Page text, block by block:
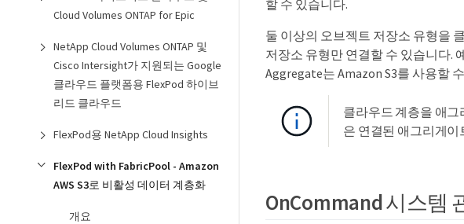
Cloud Volumes ONTAP for Epic
NetApp Cloud Volumes ONTAP 및
Cisco Intersight가 지원되는 Google
클라우드 플랫폼용 FlexPod 하이브
리드 클라우드
FlexPod용 NetApp Cloud Insights
FlexPod with FabricPool - Amazon
AWS S3로 비활성 데이터 계층화
개요
할 수 있습니다.
둘 이상의 오브젝트 저장소 유형을
저장소 유형만 연결할 수 있습니다.
Aggregate는 Amazon S3를 사용할
클라우드 계층을 애
은 연결된 애그리게이
OnCommand 시스템